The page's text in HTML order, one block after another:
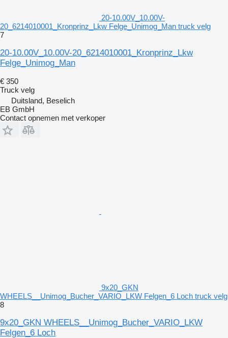
20-10.00V_10.00V-
20_6214010001_Kronprinz_Lkw Felge_Unimog_Man truck velg
7
20-10.00V_10.00V-20_6214010001_Kronprinz_Lkw
Felge_Unimog_Man
€ 350
Truck velg
Duitsland, Beselich
EB GmbH
Contact opnemen met verkoper
9x20_GKN
WHEELS__Unimog_Bucher_VARIO_LKW Felgen_6 Loch truck velg
8
9x20_GKN WHEELS__Unimog_Bucher_VARIO_LKW
Felgen_6 Loch